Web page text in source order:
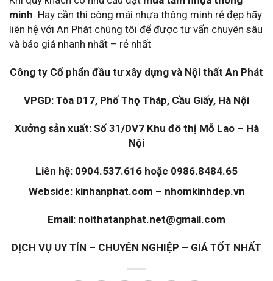
minh. Hay cần thi công mái nhựa thông minh rẻ đẹp hãy
liên hệ với An Phát chúng tôi để được tư vấn chuyên sâu
và báo giá nhanh nhất – rẻ nhất
Công ty Cổ phẩn đầu tư xây dựng và Nội thất An Phát
VPGD: Tòa D17, Phố Thọ Tháp, Cầu Giấy, Hà Nội
Xưởng sản xuất: Số 31/DV7 Khu đô thị Mỗ Lao – Hà
Nội
Liên hệ: 0904.537.616 hoặc 0986.8484.65
Webside: kinhanphat.com – nhomkinhdep.vn
Email: noithatanphat.net@gmail.com
DỊCH VỤ UY TÍN – CHUYÊN NGHIỆP – GIÁ TỐT NHẤT